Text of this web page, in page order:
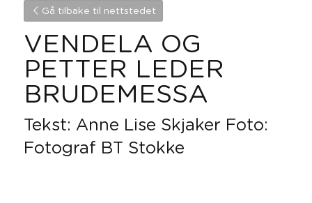
Gå tilbake til nettstedet
VENDELA OG
PETTER LEDER
BRUDEMESSA
Tekst: Anne Lise Skjaker Foto:
Fotograf BT Stokke